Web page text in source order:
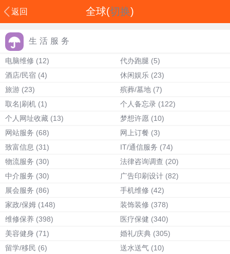
返回 全球(切换)
生活服务
电脑维修 (12) 代办跑腿 (5)
酒店/民宿 (4) 休闲娱乐 (23)
旅游 (23) 殡葬/墓地 (7)
取名|刷机 (1) 个人备忘录 (122)
个人网址收藏 (13) 梦想许愿 (10)
网站服务 (68) 网上订餐 (3)
致富信息 (31) IT/通信服务 (74)
物流服务 (30) 法律咨询调查 (20)
中介服务 (30) 广告印刷设计 (82)
展会服务 (86) 手机维修 (42)
家政/保姆 (148) 装饰装修 (378)
维修保养 (398) 医疗保健 (340)
美容健身 (71) 婚礼/庆典 (305)
留学/移民 (6) 送水送气 (10)